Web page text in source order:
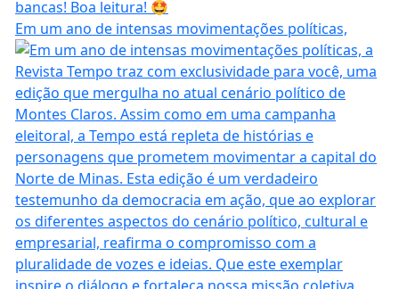
Em um ano de intensas movimentações políticas,